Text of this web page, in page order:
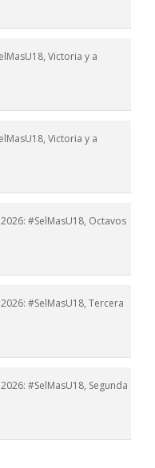
Victoria y a
Victoria y a
#SelMasU18, Octavos
#SelMasU18, Tercera
#SelMasU18, Segunda